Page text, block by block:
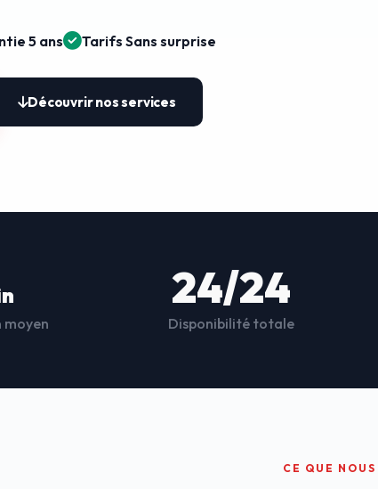
5 ans Tarifs Sans surprise
Découvrir nos services
24/24
Disponibilité totale
CE QUE